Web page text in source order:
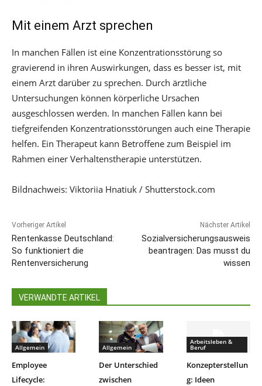
Mit einem Arzt sprechen
In manchen Fällen ist eine Konzentrationsstörung so
gravierend in ihren Auswirkungen, dass es besser ist, mit
einem Arzt darüber zu sprechen. Durch ärztliche
Untersuchungen können körperliche Ursachen
ausgeschlossen werden. In manchen Fällen kann bei
tiefgreifenden Konzentrationsstörungen auch eine Therapie
helfen. Ein Therapeut kann Betroffene zum Beispiel im
Rahmen einer Verhaltenstherapie unterstützen.
Bildnachweis: Viktoriia Hnatiuk / Shutterstock.com
Vorheriger Artikel
Rentenkasse Deutschland:
So funktioniert die
Rentenversicherung
Nächster Artikel
Sozialversicherungsausweis
beantragen: Das musst du
wissen
VERWANDTE ARTIKEL
Allgemein
Employee
Lifecycle:
Allgemein
Der Unterschied
zwischen
Arbeitsleben &
Beruf
Konzepterstellun
g: Ideen